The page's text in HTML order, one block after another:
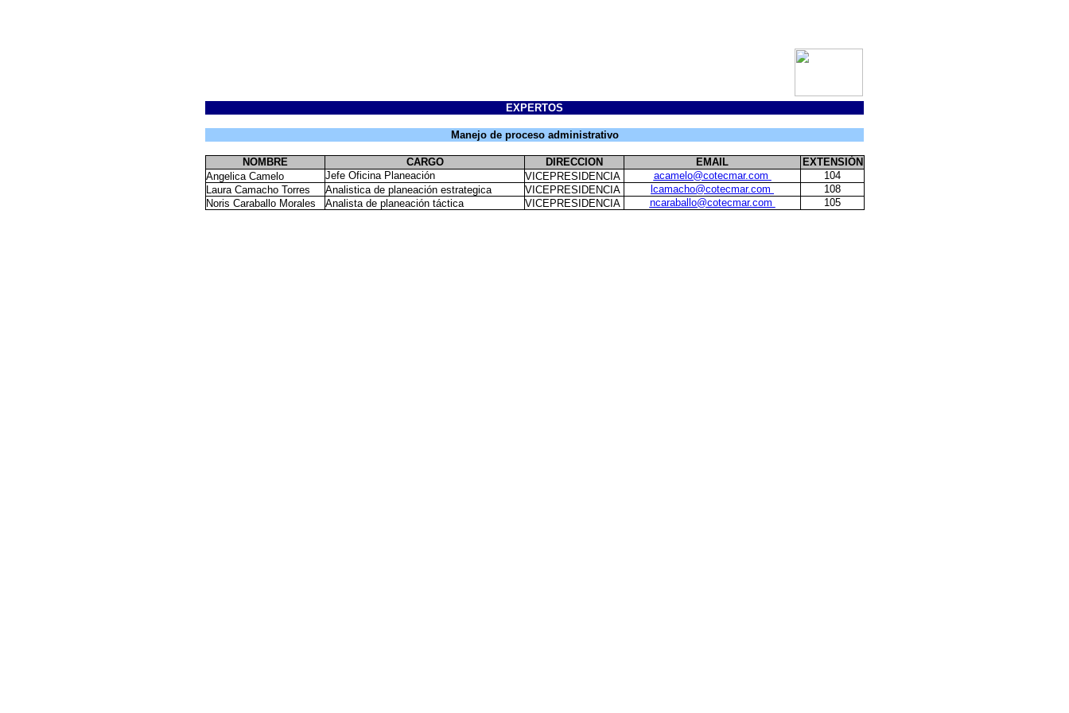
EXPERTOS
Manejo de proceso administrativo
NOMBRE CARGO DIRECCION EMAIL
EXTENSIÓN
Angelica Camelo
Jefe Oficina Planeación VICEPRESIDENCIA acamelo@cotecmar.com
104
Laura Camacho Torres
Analistica de planeación estrategica VICEPRESIDENCIA lcamacho@cotecmar.com
108
Noris Caraballo Morales
Analista de planeación táctica VICEPRESIDENCIA ncaraballo@cotecmar.com 105